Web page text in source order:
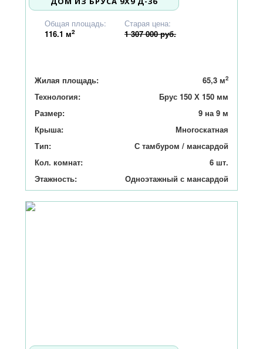
Старая цена:
1 307 000 руб.
Общая площадь:
116.1 м2
Жилая площадь: 65,3 м2
Технология:
Брус 150 Х 150 мм
Размер:
9 на 9 м
Крыша:
Многоскатная
Тип:
С тамбуром / мансардой
Кол. комнат:
6 шт.
Этажность:
Одноэтажный с мансардой